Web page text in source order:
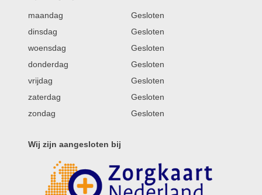
maandag
Gesloten
dinsdag
Gesloten
woensdag
Gesloten
donderdag
Gesloten
vrijdag
Gesloten
zaterdag
Gesloten
zondag
Gesloten
Wij zijn aangesloten bij